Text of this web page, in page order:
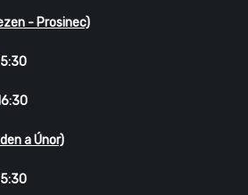
- Prosinec)
a Únor)